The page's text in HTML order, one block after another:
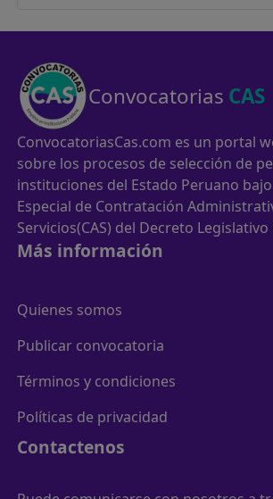
Convocatorias CAS
ConvocatoriasCas.com es un portal
sobre los procesos de selección de
instituciones del Estado Peruano
Especial de Contratación
Servicios(CAS) del Decreto Legislativo
Más información
Quienes somos
Publicar convocatoria
Términos y condiciones
Políticas de privacidad
Contactenos